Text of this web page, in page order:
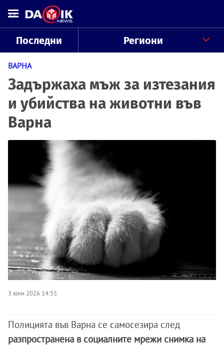
Последни Региони
ВАРНА
Задържаха мъж за изтезания
и убийства на животни във
Варна
3 юни 2026 14:55
Полицията във Варна се самосезира след
разпространена в социалните мрежи снимка на